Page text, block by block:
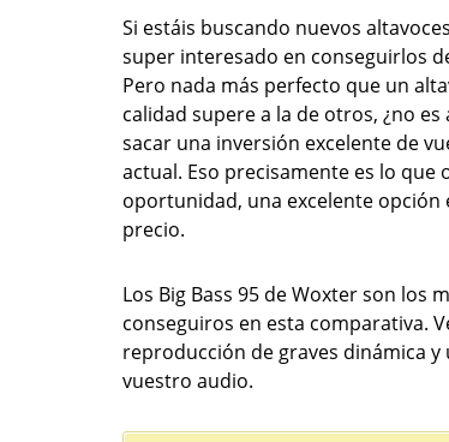
Si estáis buscando nuevos
super interesado en conseguirlos
Pero nada más perfecto que un
calidad supere a la de otros, ¿no es
sacar una inversión excelente de
actual. Eso precisamente es lo que
oportunidad, una excelente opción
precio.
Los Big Bass 95 de Woxter son los
conseguiros en esta comparativa.
reproducción de graves dinámica
vuestro audio.